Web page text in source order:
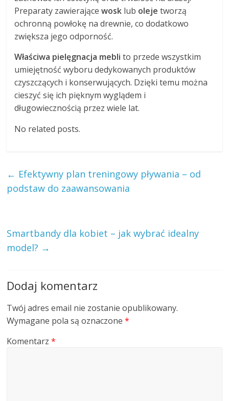
Preparaty zawierającewosk lub oleje tworzą
ochronną powłokę na drewnie, co dodatkowo
zwiększa jego odporność.
Właściwa pielęgnacja mebli to przede wszystkim
umiejętność wyboru dedykowanych produktów
czyszczących i konserwujących. Dzięki temu można
cieszyć się ich pięknym wyglądem i
długowiecznością przez wiele lat.
No related posts.
← Efektywny plan treningowy pływania – od
podstaw do zaawansowania
Smartbandy dla kobiet – jak wybrać idealny
model? →
Dodaj komentarz
Twój adres email nie zostanie opublikowany.
Wymagane pola są oznaczone*
Komentarz*